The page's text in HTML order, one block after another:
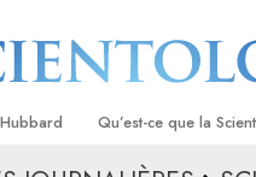
Qu’est-ce que la